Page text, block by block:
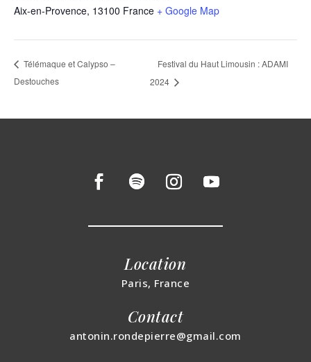
Aix-en-Provence, 13100 France + Google Map
Télémaque et Calypso –
Destouches
Festival du Haut Limousin : ADAMI
2024
Location
Paris, France
Contact
antonin.rondepierre@gmail.com